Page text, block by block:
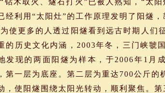
木取火、燧石打火”已被人熟知，“太阳
经利用“太阳灶”的工作原理发明了阳燧，
使更多的人透过阳燧看到远古时期人们
的历史文化内涵，2003年冬，三门峡虢
发现的两面阳燧为样本，于2006年1月
第一层为底座。第二层为重达700公斤
，使阳燧围绕太阳光转动，顺利聚焦。